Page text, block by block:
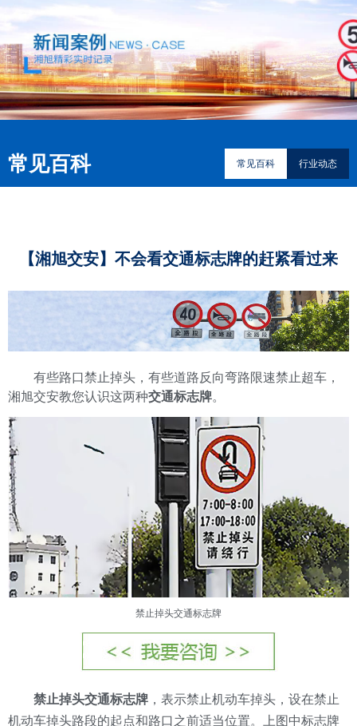
常见百科 常见百科 行业动态
【湘旭交安】不会看交通标志牌的赶紧看过来
有些路口禁止掉头，有些道路反向弯路限速禁止超车，
湘旭交安教您认识这两种交通标志牌。
禁止掉头交通标志牌
禁止掉头交通标志牌 ，表示禁止机动车掉头，设在禁止
机动车掉头路段的起点和路口之前适当位置。上图中标志牌